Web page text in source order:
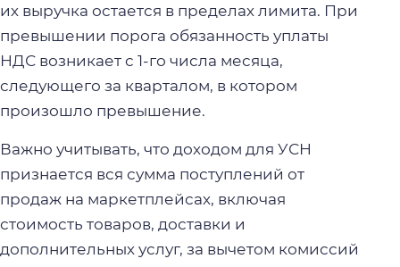
их выручка остается в пределах лимита. При
превышении порога обязанность уплаты
НДС возникает с 1-го числа месяца,
следующего за кварталом, в котором
произошло превышение.
Важно учитывать, что доходом для УСН
признается вся сумма поступлений от
продаж на маркетплейсах, включая
стоимость товаров, доставки и
дополнительных услуг, за вычетом комиссий